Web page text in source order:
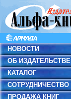
НОВОСТИ
ОБ ИЗДАТЕЛЬСТВЕ
КАТАЛОГ
СОТРУДНИЧЕСТВО
ПРОДАЖА КНИГ